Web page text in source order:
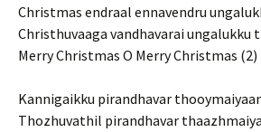
Christmas endraal ennavendru
Christhuvaaga vandhavarai ungalukku
Merry Christmas O Merry Christmas (2)
Kannigaikku pirandhavar
Thozhuvathil pirandhavar